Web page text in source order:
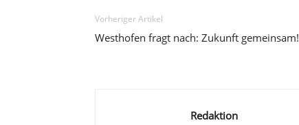
Vorheriger Artikel
Westhofen fragt nach: Zukunft gemeinsam!
Redaktion